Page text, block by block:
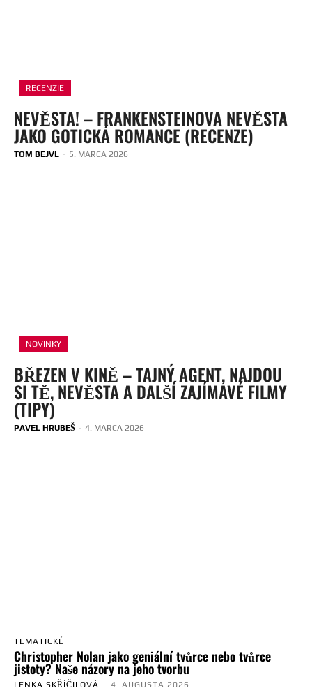
RECENZIE
NEVĚSTA! – FRANKENSTEINOVA NEVĚSTA
JAKO GOTICKÁ ROMANCE (RECENZE)
TOM BEJVL - 5. MARCA 2026
NOVINKY
BŘEZEN V KINĚ – TAJNÝ AGENT, NAJDOU
SI TĚ, NEVĚSTA A DALŠÍ ZAJÍMAVÉ FILMY
(TIPY)
PAVEL HRUBEŠ - 4. MARCA 2026
TEMATICKÉ
Christopher Nolan jako geniální tvůrce nebo tvůrce
jistoty? Naše názory na jeho tvorbu
LENKA SKŘÍČILOVÁ - 4. AUGUSTA 2026